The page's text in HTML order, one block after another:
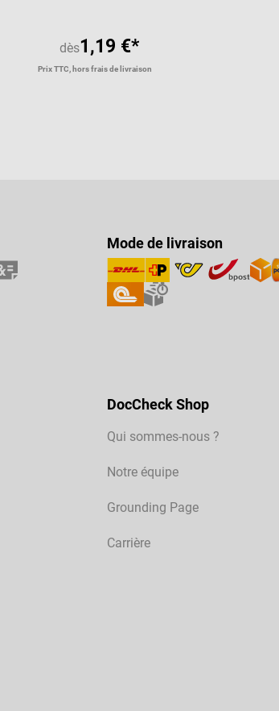
dès1,19 €*
Prix TTC, hors frais de livraison
Mode de livraison
DocCheck Shop
Qui sommes-nous ?
Notre équipe
Grounding Page
Carrière